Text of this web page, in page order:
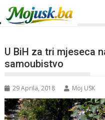
U BiH za tri mjeseca
samoubistvo
29 Aprila, 2018 Moj USK